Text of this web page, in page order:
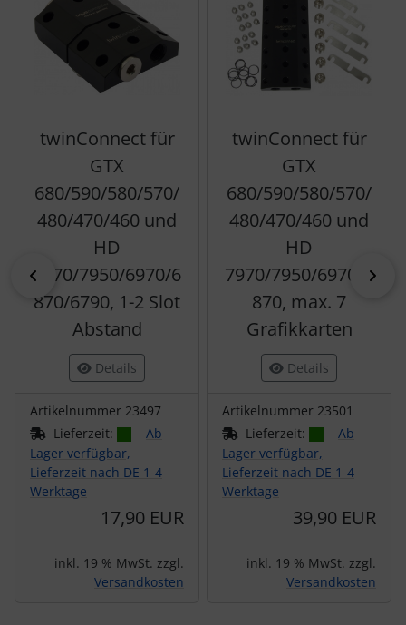
zurück
twinConnect für
GTX
680/590/580/570/
480/470/460 und
HD
7970/7950/6970/6
870/6790, 1-2 Slot
Abstand
Details
Artikelnummer 23497
Lieferzeit:
Ab
Lager verfügbar,
Lieferzeit nach DE 1-4
Werktage
17,90 EUR
inkl. 19 % MwSt. zzgl.
Versandkosten
twinConnect für
GTX
680/590/580/570/
480/470/460 und
HD
7970/7950/6970/6
870, max. 7
Grafikkarten
Details
Artikelnummer 23501
Lieferzeit:
Ab
Lager verfügbar,
Lieferzeit nach DE 1-4
Werktage
39,90 EUR
inkl. 19 % MwSt. zzgl.
Versandkosten